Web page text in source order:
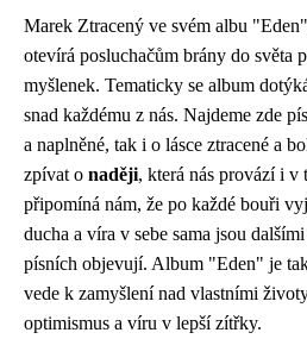
Marek Ztracený ve svém albu
otevírá posluchačům brány do světa
myšlenek. Tematicky se album
snad každému z nás. Najdeme zde
a naplněné, tak i o lásce ztracené a
zpívat o naději, která nás provází i v
připomíná nám, že po každé bouři
ducha a víra v sebe sama jsou
písních objevují. Album "Eden" je
vede k zamyšlení nad vlastními
optimismus a víru v lepší zítřky.